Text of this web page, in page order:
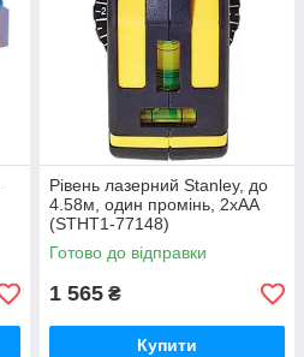
Рівень лазерний Stanley, до
4.58м, один промінь, 2хАА
(STHT1-77148)
Готово до відправки
1 565 ₴
Купити